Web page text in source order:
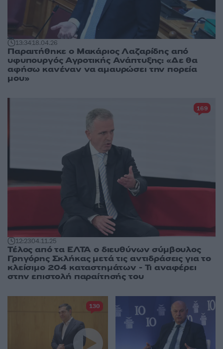
13:3418.04.26
Παραιτήθηκε ο Μακάριος Λαζαρίδης από
υφυπουργός Αγροτικής Ανάπτυξης: «Δε θα
αφήσω κανέναν να αμαυρώσει την πορεία
μου»
12:2304.11.25
Τέλος από τα ΕΛΤΑ ο διευθύνων σύμβουλος
Γρηγόρης Σκλήκας μετά τις αντιδράσεις για το
κλείσιμο 204 καταστημάτων - Τι αναφέρει
στην επιστολή παραίτησής του
169
130